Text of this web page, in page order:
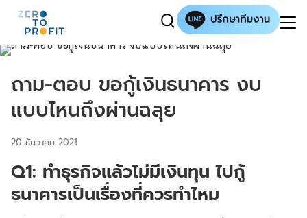
ถาม-ตอบ ขอกู้เงินธนาคาร งบ
แบบไหนถึงผ่านฉลุย
20 ธันวาคม 2021
Q1: ทำธุรกิจแล้วไม่มีเงินทุน ไปกู้
ธนาคารเป็นเรื่องที่ควรทำไหม